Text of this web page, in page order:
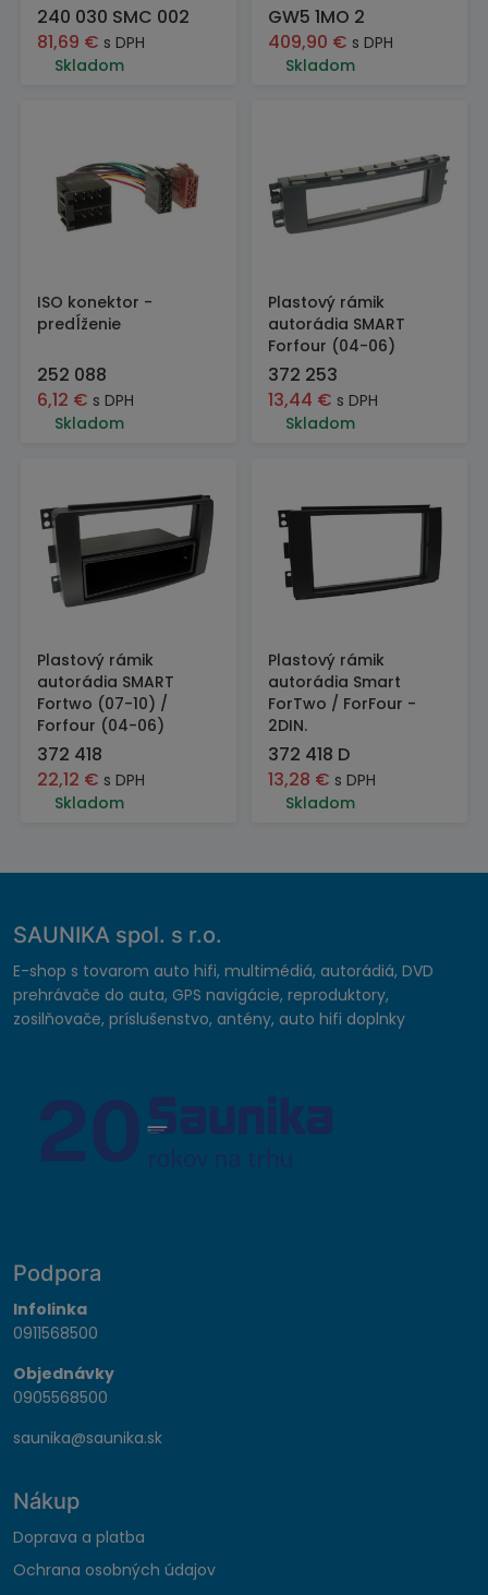
240 030 SMC 002
81,69 € s DPH
Skladom
GW5 1MO 2
409,90 € s DPH
Skladom
ISO konektor -
predĺženie
252 088
6,12 € s DPH
Skladom
Plastový rámik
autorádia SMART
Forfour (04-06)
372 253
13,44 € s DPH
Skladom
Plastový rámik
autorádia SMART
Fortwo (07-10) /
Forfour (04-06)
372 418
22,12 € s DPH
Skladom
Plastový rámik
autorádia Smart
ForTwo / ForFour -
2DIN.
372 418 D
13,28 € s DPH
Skladom
SAUNIKA spol. s r.o.
E-shop s tovarom auto hifi, multimédiá, autorádiá, DVD
prehrávače do auta, GPS navigácie, reproduktory,
zosilňovače, príslušenstvo, antény, auto hifi doplnky
Podpora
Infolinka
0911568500
Objednávky
0905568500
saunika@saunika.sk
Nákup
Doprava a platba
Ochrana osobných údajov